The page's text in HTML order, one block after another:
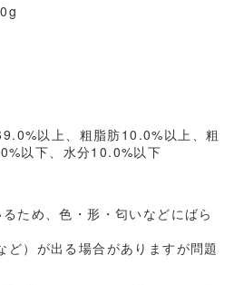
以上、粗脂肪10.0%以上、粗
以下、水分10.0%以下
ため、色・形・匂いなどにばら
ど）が出る場合がありますが問題